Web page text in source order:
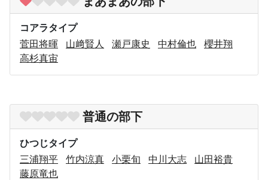
コアラタイプ
菅田将暉
山﨑賢人 瀬戸康史 中村倫也
櫻井翔
高杉真宙
普通の部下
ひつじタイプ
三浦翔平
竹内涼真 小栗旬 中川大志
山田裕貴
藤原竜也